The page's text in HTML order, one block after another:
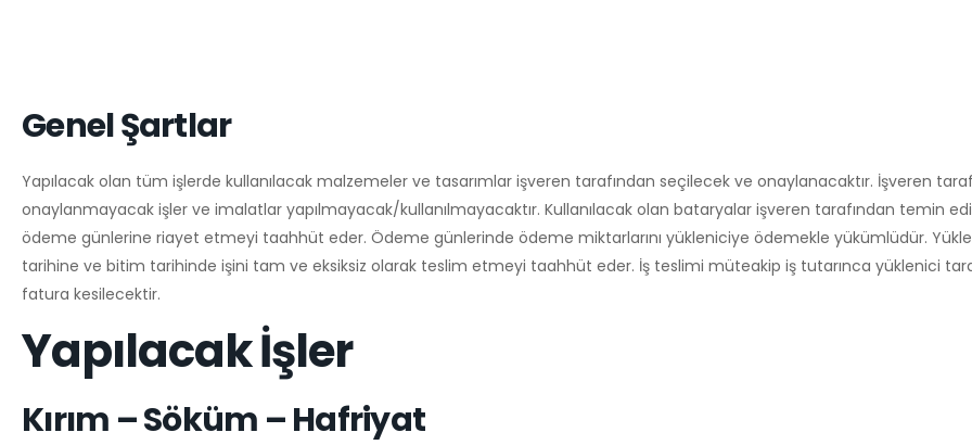
Genel Şartlar
Yapılacak olan tüm işlerde kullanılacak malzemeler ve tasarımlar işveren tarafından seçilecek ve onaylanacaktır. İşveren
onaylanmayacak işler ve imalatlar yapılmayacak/kullanılmayacaktır. Kullanılacak olan bataryalar işveren tarafından temin
ödeme günlerine riayet etmeyi taahhüt eder. Ödeme günlerinde ödeme miktarlarını yükleniciye ödemekle yükümlüdür.
tarihine ve bitim tarihinde işini tam ve eksiksiz olarak teslim etmeyi taahhüt eder. İş teslimi müteakip iş tutarınca yüklenici
fatura kesilecektir.
Yapılacak İşler
Kırım – Söküm – Hafriyat